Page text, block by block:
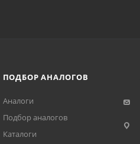
ПОДБОР АНАЛОГОВ
Аналоги
Подбор аналогов
Каталоги